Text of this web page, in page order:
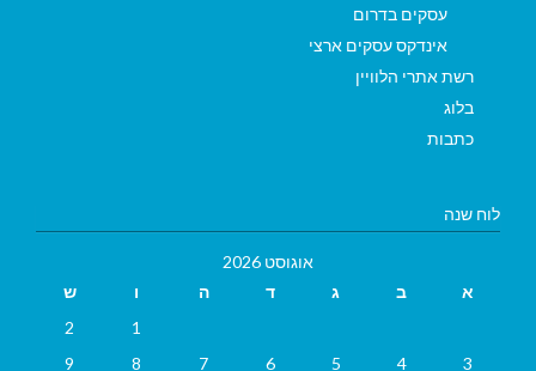
עסקים בדרום
אינדקס עסקים ארצי
רשת אתרי הלוויין
בלוג
כתבות
לוח שנה
אוגוסט 2026
א
ב ג ד ה ו
ש
1
2
3
4
5
6
7
8
9